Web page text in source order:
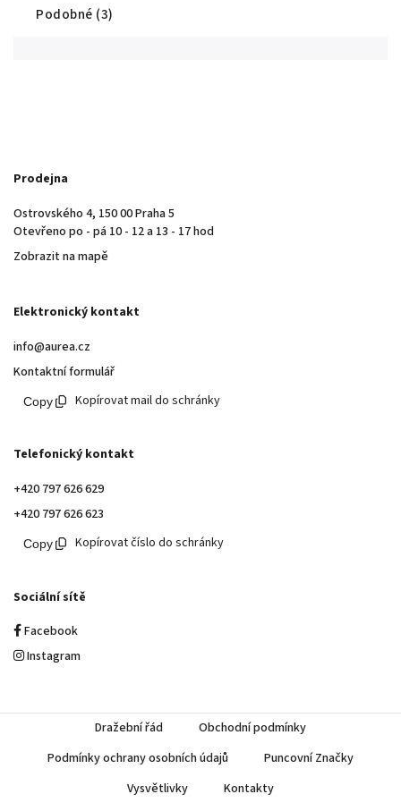
Podobné (3)
Prodejna
Ostrovského 4, 150 00 Praha 5
Otevřeno po - pá 10 - 12 a 13 - 17 hod
Zobrazit na mapě
Elektronický kontakt
info@aurea.cz
Kontaktní formulář
Kopírovat mail do schránky
Telefonický kontakt
+420 797 626 629
+420 797 626 623
Kopírovat číslo do schránky
Sociální sítě
Facebook
Instagram
Dražební řád
Obchodní podmínky
Podmínky ochrany osobních údajů
Puncovní Značky
Vysvětlivky
Kontakty